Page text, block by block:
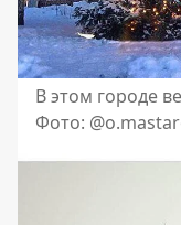
В этом городе
Фото: